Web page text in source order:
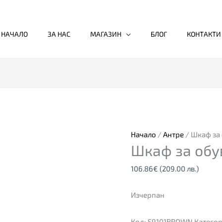
НАЧАЛО ЗА НАС МАГАЗИН БЛОГ КОНТАКТИ
Начало / Антре / Шкаф за
Шкаф за
106.86€ (209.00 лв.)
Изчерпан